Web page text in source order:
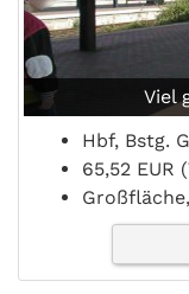
Viel
Hbf, Bstg.
65,52 EUR